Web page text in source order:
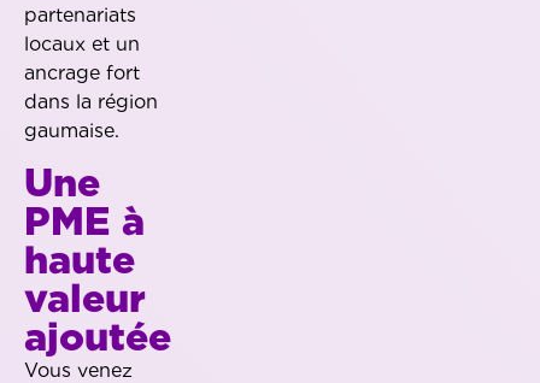
partenariats
locaux et un
ancrage fort
dans la région
gaumaise.
Une
PME à
haute
valeur
ajoutée
Vous venez